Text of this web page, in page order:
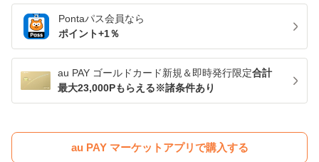
Pontaパス会員なら
ポイント+1％
au PAY ゴールドカード新規＆即時発行限定合計
最大23,000Pもらえる※諸条件あり
au PAY マーケットアプリで購入する